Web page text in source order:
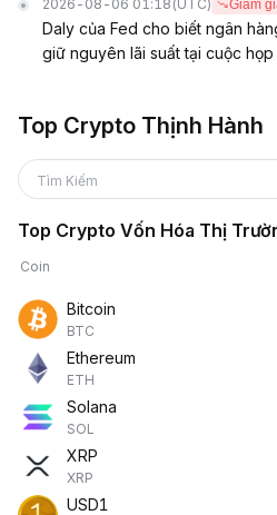
2026-08-06 01:18 (UTC) Giảm
Daly của Fed cho biết ngân
giữ nguyên lãi suất tại cuộc
Top Crypto Thịnh Hành
Tìm Kiếm
Top Crypto Vốn Hóa Thị
Coin
Bitcoin
BTC
Ethereum
ETH
Solana
SOL
XRP
XRP
USD1